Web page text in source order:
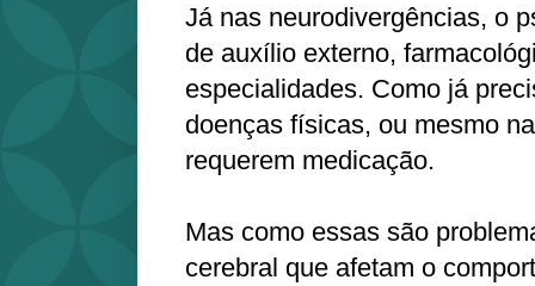
Já nas neurodivergências, o
de auxílio externo,
especialidades. Como já
doenças físicas, ou mesmo
requerem medicação.
Mas como essas são
cerebral que afetam o